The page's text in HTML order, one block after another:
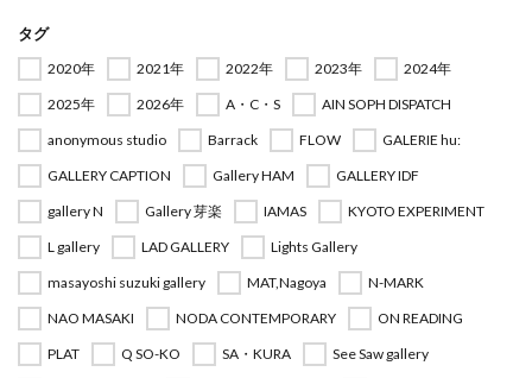
タグ
2020年 2021年 2022年 2023年
2024年
2025年
2026年 A・C・S
AIN SOPH DISPATCH
anonymous studio
Barrack FLOW
GALERIE hu:
GALLERY CAPTION
Gallery HAM
GALLERY IDF
gallery N
Gallery 芽楽 IAMAS
KYOTO EXPERIMENT
L gallery
LAD GALLERY
Lights Gallery
masayoshi suzuki gallery
MAT,Nagoya
N-MARK
NAO MASAKI
NODA CONTEMPORARY
ON READING
PLAT
Q SO-KO SA・KURA
See Saw gallery